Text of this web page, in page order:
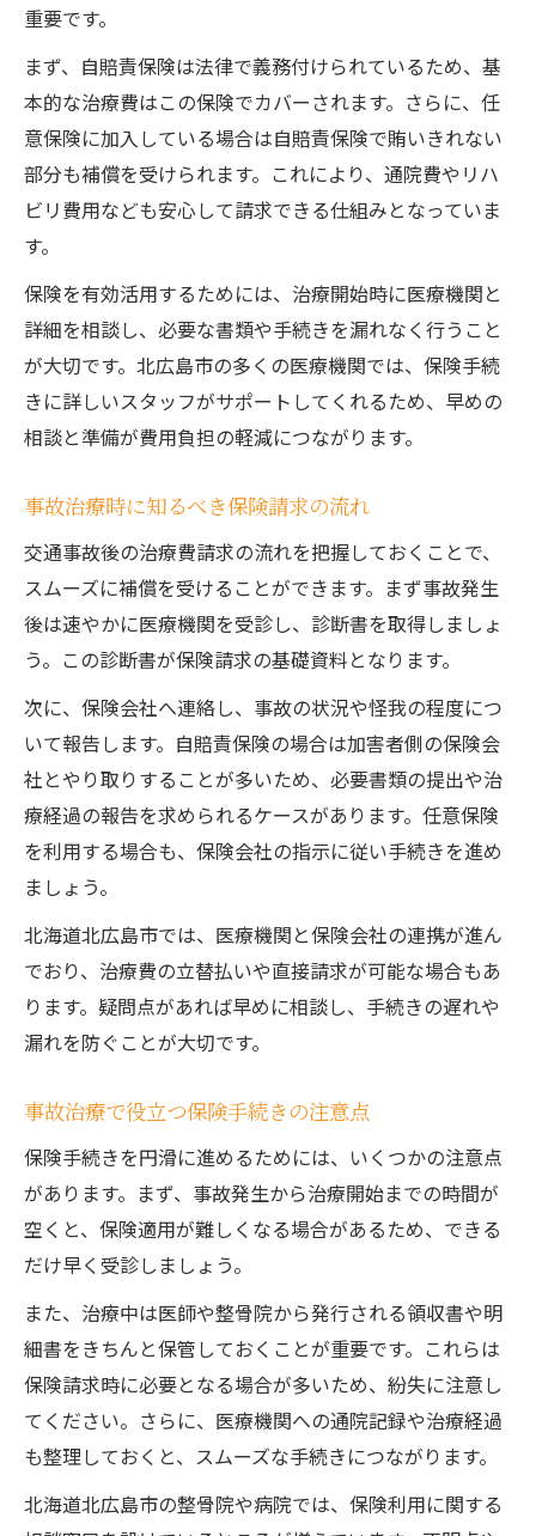
重要です。
まず、自賠責保険は法律で義務付けられているため、基
本的な治療費はこの保険でカバーされます。さらに、任
意保険に加入している場合は自賠責保険で賄いきれない
部分も補償を受けられます。これにより、通院費やリハ
ビリ費用なども安心して請求できる仕組みとなっていま
す。
保険を有効活用するためには、治療開始時に医療機関と
詳細を相談し、必要な書類や手続きを漏れなく行うこと
が大切です。北広島市の多くの医療機関では、保険手続
きに詳しいスタッフがサポートしてくれるため、早めの
相談と準備が費用負担の軽減につながります。
事故治療時に知るべき保険請求の流れ
交通事故後の治療費請求の流れを把握しておくことで、
スムーズに補償を受けることができます。まず事故発生
後は速やかに医療機関を受診し、診断書を取得しましょ
う。この診断書が保険請求の基礎資料となります。
次に、保険会社へ連絡し、事故の状況や怪我の程度につ
いて報告します。自賠責保険の場合は加害者側の保険会
社とやり取りすることが多いため、必要書類の提出や治
療経過の報告を求められるケースがあります。任意保険
を利用する場合も、保険会社の指示に従い手続きを進め
ましょう。
北海道北広島市では、医療機関と保険会社の連携が進ん
でおり、治療費の立替払いや直接請求が可能な場合もあ
ります。疑問点があれば早めに相談し、手続きの遅れや
漏れを防ぐことが大切です。
事故治療で役立つ保険手続きの注意点
保険手続きを円滑に進めるためには、いくつかの注意点
があります。まず、事故発生から治療開始までの時間が
空くと、保険適用が難しくなる場合があるため、できる
だけ早く受診しましょう。
また、治療中は医師や整骨院から発行される領収書や明
細書をきちんと保管しておくことが重要です。これらは
保険請求時に必要となる場合が多いため、紛失に注意し
てください。さらに、医療機関への通院記録や治療経過
も整理しておくと、スムーズな手続きにつながります。
北海道北広島市の整骨院や病院では、保険利用に関する